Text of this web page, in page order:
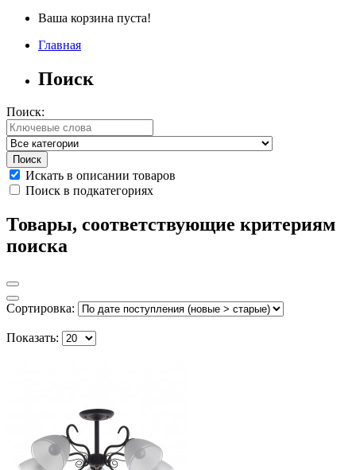
Ваша корзина пуста!
Главная
Поиск
Поиск:
Искать в описании товаров
Поиск в подкатегориях
Товары, соответствующие критериям
поиска
Сортировка:
Показать: